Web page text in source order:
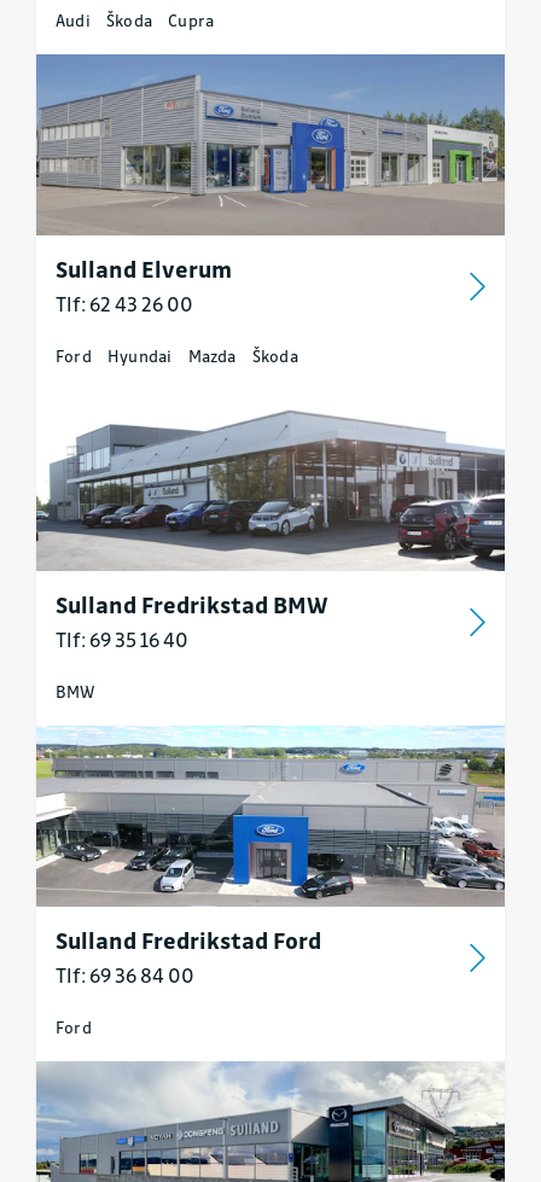
Audi Škoda Cupra
Sulland Elverum
Tlf: 62 43 26 00
Ford Hyundai Mazda Škoda
Sulland Fredrikstad BMW
Tlf: 69 35 16 40
BMW
Sulland Fredrikstad Ford
Tlf: 69 36 84 00
Ford